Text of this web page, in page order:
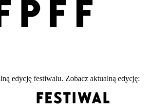
edycję festiwalu. Zobacz aktualną edycję: